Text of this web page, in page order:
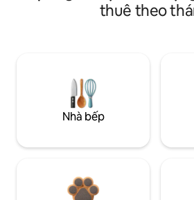
thuê theo
Nhà bếp